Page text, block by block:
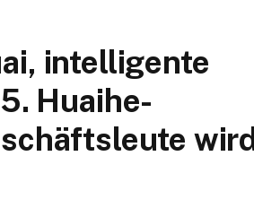
intelligente
Huaihe-
wird